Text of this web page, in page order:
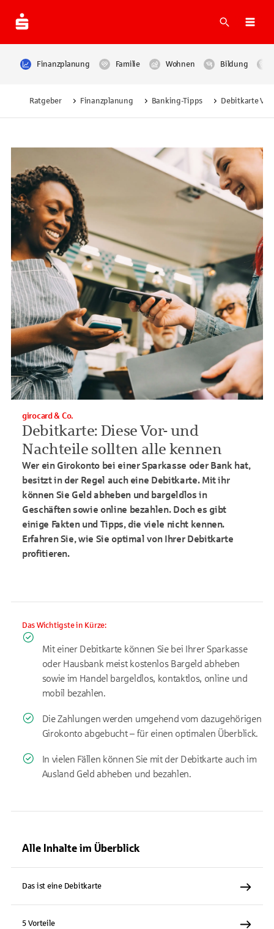
Suche
Finanzplanung Familie Wohnen Bildung
Ratgeber Finanzplanung Banking-Tipps Debitkarte
Debitkarte: Diese Vor- und
Nachteile sollten alle kennen
girocard & Co.
Wer ein Girokonto bei einer Sparkasse oder Bank hat,
besitzt in der Regel auch eine Debitkarte. Mit ihr
können Sie Geld abheben und bargeldlos in
Geschäften sowie online bezahlen. Doch es gibt
einige Fakten und Tipps, die viele nicht kennen.
Erfahren Sie, wie Sie optimal von Ihrer Debitkarte
profitieren.
Das Wichtigste in Kürze:
Mit einer Debitkarte können Sie bei Ihrer Sparkasse
oder Hausbank meist kostenlos Bargeld abheben
sowie im Handel bargeldlos, kontaktlos, online und
mobil bezahlen.
Die Zahlungen werden umgehend vom dazugehörigen
Girokonto abgebucht – für einen optimalen Überblick.
In vielen Fällen können Sie mit der Debitkarte auch im
Ausland Geld abheben und bezahlen.
Alle Inhalte im Überblick
Das ist eine Debitkarte
5 Vorteile